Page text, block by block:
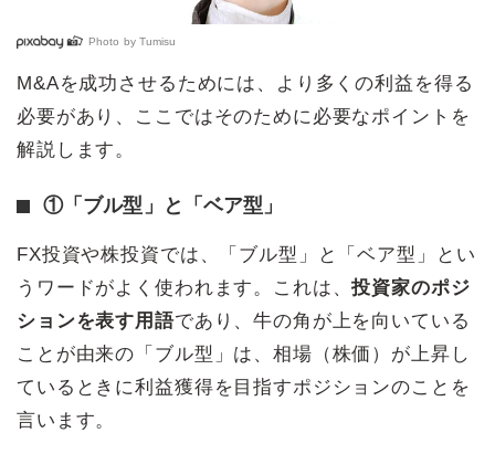
Photo by Tumisu
M&Aを成功させるためには、より多くの利益を得る
必要があり、ここではそのために必要なポイントを
解説します。
①「ブル型」と「ベア型」
FX投資や株投資では、「ブル型」と「ベア型」とい
うワードがよく使われます。これは、投資家のポジ
ションを表す用語であり、牛の角が上を向いている
ことが由来の「ブル型」は、相場（株価）が上昇し
ているときに利益獲得を目指すポジションのことを
言います。